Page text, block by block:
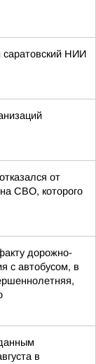
НИИ
от
СВО, которого
дорожно-
с автобусом, в
в